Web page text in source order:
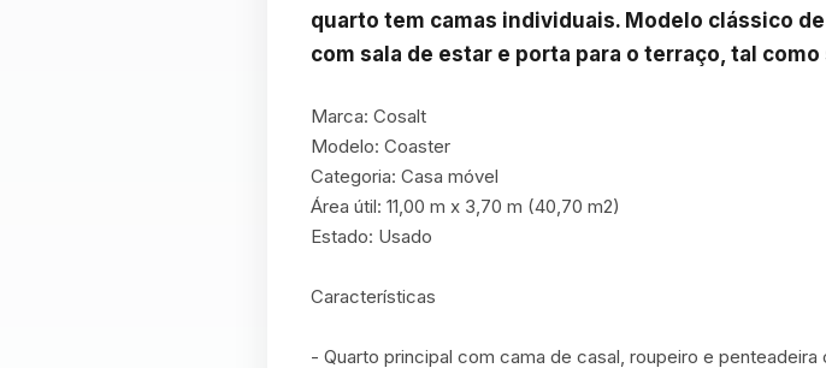
quarto tem camas individuais. Modelo clássico
com sala de estar e porta para o terraço, tal como
Marca: Cosalt
Modelo: Coaster
Categoria: Casa móvel
Área útil: 11,00 m x 3,70 m (40,70 m2)
Estado: Usado
Características
- Quarto principal com cama de casal, roupeiro e penteadeira